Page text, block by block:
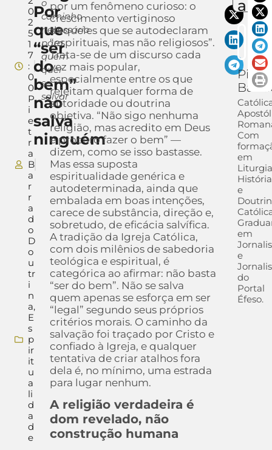
0
2
5
1
7
:
0
0
P
i
e
t
r
a
B
a
r
r
a
d
o
D
o
u
tr
i
n
a,
E
s
p
ir
it
u
a
li
d
a
d
e
Por
que
“ser
do
bem”
não
salva
ninguém
o
caminho
necessário
para
quem
quer
se
salvar
por um fenômeno curioso: o
crescimento vertiginoso
daqueles que se autodeclaram
“espirituais, mas não religiosos”.
Trata-se de um discurso cada
vez mais popular,
especialmente entre os que
rejeitam qualquer forma de
autoridade ou doutrina
objetiva. “Não sigo nenhuma
religião, mas acredito em Deus
e procuro fazer o bem” —
dizem, como se isso bastasse.
Mas essa suposta
espiritualidade genérica e
autodeterminada, ainda que
embalada em boas intenções,
carece de substância, direção e,
sobretudo, de eficácia salvífica.
A tradição da Igreja Católica,
com dois milênios de sabedoria
teológica e espiritual, é
categórica ao afirmar: não basta
“ser do bem”. Não se salva
quem apenas se esforça em ser
“legal” segundo seus próprios
critérios morais. O caminho da
salvação foi traçado por Cristo e
confiado à Igreja, e qualquer
tentativa de criar atalhos fora
dela é, no mínimo, uma estrada
para lugar nenhum.
A religião verdadeira é
dom revelado, não
construção humana
Com
em
História
e
em
e
do
Portal
Éfeso.